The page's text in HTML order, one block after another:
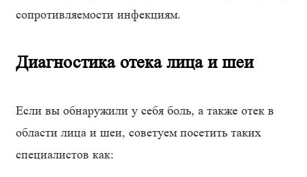
сопротивляемости инфекциям.
Диагностика отека лица и шеи
Если вы обнаружили у себя боль, а также отек в
области лица и шеи, советуем посетить таких
специалистов как: